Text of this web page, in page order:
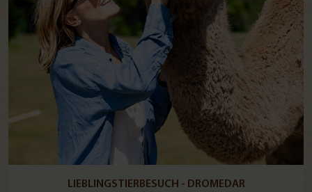
LIEBLINGSTIERBESUCH - DROMEDAR